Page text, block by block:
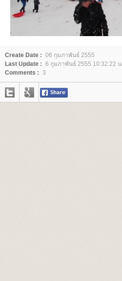
Create Date : 06 กุมภาพันธ์ 2555
Last Update : 6 กุมภาพันธ์ 2555 10:32:22 น.
Comments : 3